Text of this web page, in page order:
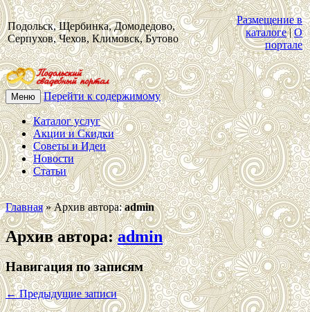
Подольск, Щербинка, Домодедово,
Серпухов, Чехов, Климовск, Бутово
Размещение в
каталоге|О
портале
Меню Перейти к содержимому
Каталог услуг
Акции и Скидки
Советы и Идеи
Новости
Статьи
Главная»Архив автора:admin
Архив автора:admin
Навигация по записям
←Предыдущие записи